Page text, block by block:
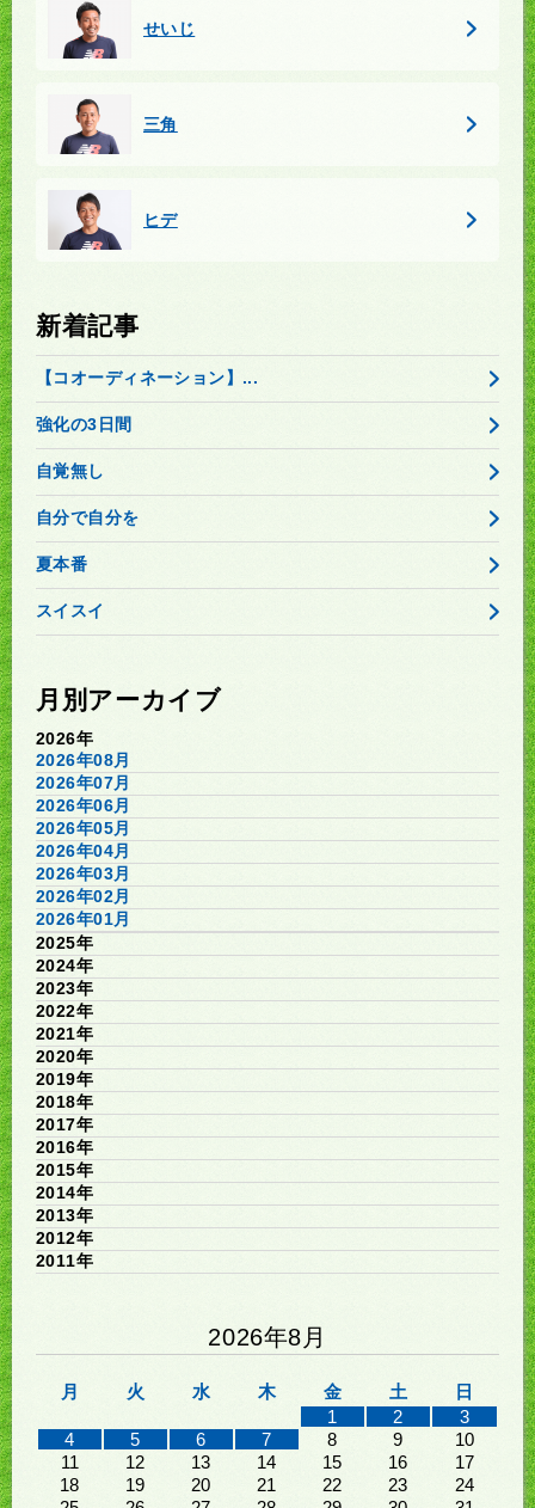
せいじ
三角
ヒデ
新着記事
【コオーディネーション】...
強化の3日間
自覚無し
自分で自分を
夏本番
スイスイ
月別アーカイブ
2026年
2026年08月
2026年07月
2026年06月
2026年05月
2026年04月
2026年03月
2026年02月
2026年01月
2025年
2024年
2023年
2022年
2021年
2020年
2019年
2018年
2017年
2016年
2015年
2014年
2013年
2012年
2011年
2026年8月
月 火 水 木 金 土
日
1
2
3
4
5 6 7 8 9
10
11
12 13 14 15 16
17
18
19 20 21 22 23
24